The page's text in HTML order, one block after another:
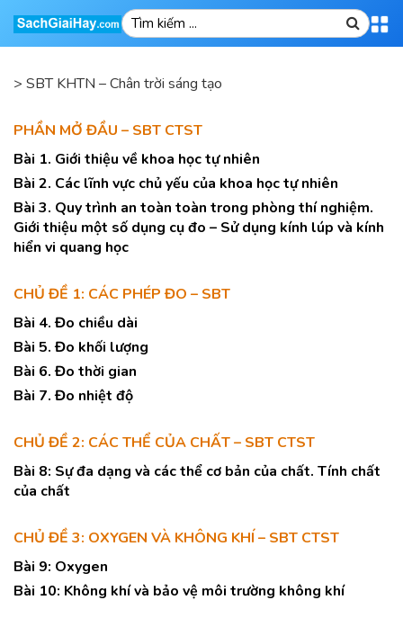
> SBT KHTN – Chân trời sáng tạo
PHẦN MỞ ĐẦU – SBT CTST
Bài 1. Giới thiệu về khoa học tự nhiên
Bài 2. Các lĩnh vực chủ yếu của khoa học tự nhiên
Bài 3. Quy trình an toàn toàn trong phòng thí nghiệm.
Giới thiệu một số dụng cụ đo – Sử dụng kính lúp và kính
hiển vi quang học
CHỦ ĐỀ 1: CÁC PHÉP ĐO – SBT
Bài 4. Đo chiều dài
Bài 5. Đo khối lượng
Bài 6. Đo thời gian
Bài 7. Đo nhiệt độ
CHỦ ĐỀ 2: CÁC THỂ CỦA CHẤT – SBT CTST
Bài 8: Sự đa dạng và các thể cơ bản của chất. Tính chất
của chất
CHỦ ĐỀ 3: OXYGEN VÀ KHÔNG KHÍ – SBT CTST
Bài 9: Oxygen
Bài 10: Không khí và bảo vệ môi trường không khí